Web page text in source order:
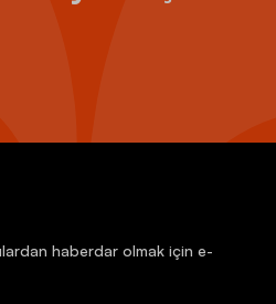
haberdar olmak için e-